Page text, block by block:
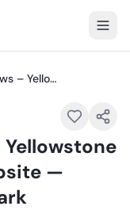
0D1 – Fairy Meadows – Yellowstone NP Back Country Campsite — Yellowstone National Park
Yellowstone
—